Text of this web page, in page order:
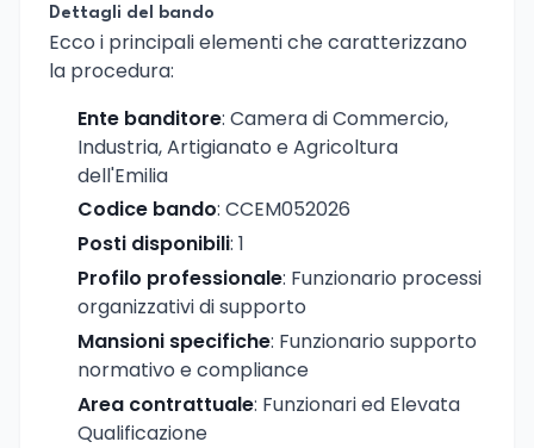
Dettagli del bando
Ecco i principali elementi che caratterizzano
la procedura:
Ente banditore: Camera di Commercio,
Industria, Artigianato e Agricoltura
dell'Emilia
Codice bando: CCEM052026
Posti disponibili: 1
Profilo professionale: Funzionario processi
organizzativi di supporto
Mansioni specifiche: Funzionario supporto
normativo e compliance
Area contrattuale: Funzionari ed Elevata
Qualificazione